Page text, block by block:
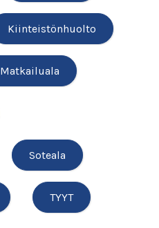
Kiinteistönhuolto
Matkailuala
Soteala
TYYT